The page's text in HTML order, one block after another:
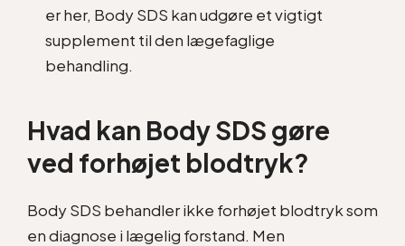
er her, Body SDS kan udgøre et vigtigt
supplement til den lægefaglige
behandling.
Hvad kan Body SDS gøre
ved forhøjet blodtryk?
Body SDS behandler ikke forhøjet blodtryk som
en diagnose i lægelig forstand. Men